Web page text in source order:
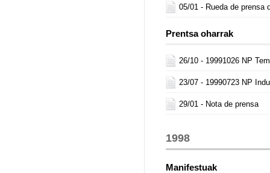
05/01 - Rueda de prensa
Prentsa oharrak
26/10 - 19991026 NP
23/07 - 19990723 NP
29/01 - Nota de prensa
1998
Manifestuak